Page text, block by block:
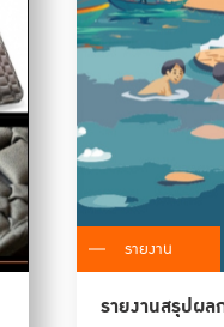
รายงาน
รายงานสรุปผล